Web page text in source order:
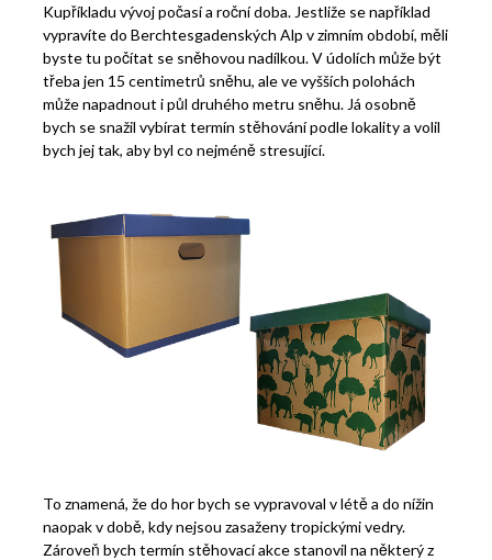
Kupříkladu vývoj počasí a roční doba. Jestliže se například
vypravíte do Berchtesgadenských Alp v zimním období, měli
byste tu počítat se sněhovou nadílkou. V údolích může být
třeba jen 15 centimetrů sněhu, ale ve vyšších polohách
může napadnout i půl druhého metru sněhu. Já osobně
bych se snažil vybírat termín stěhování podle lokality a volil
bych jej tak, aby byl co nejméně stresující.
To znamená, že do hor bych se vypravoval v létě a do nížin
naopak v době, kdy nejsou zasaženy tropickými vedry.
Zároveň bych termín stěhovací akce stanovil na některý z